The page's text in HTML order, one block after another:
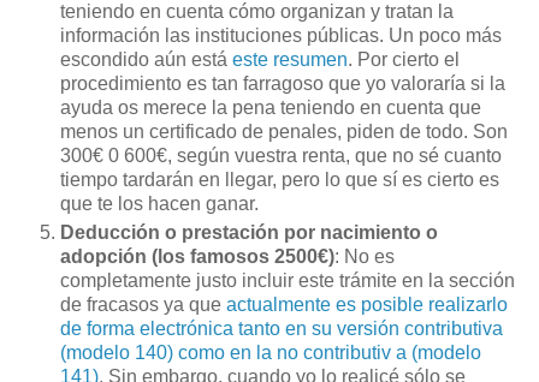
teniendo en cuenta cómo organizan y tratan la
información las instituciones públicas. Un poco más
escondido aún está este resumen. Por cierto el
procedimiento es tan farragoso que yo valoraría si la
ayuda os merece la pena teniendo en cuenta que
menos un certificado de penales, piden de todo. Son
300€ 0 600€, según vuestra renta, que no sé cuanto
tiempo tardarán en llegar, pero lo que sí es cierto es
que te los hacen ganar.
Deducción o prestación por nacimiento o
adopción (los famosos 2500€): No es
completamente justo incluir este trámite en la sección
de fracasos ya que actualmente es posible realizarlo
de forma electrónica tanto en su versión contributiva
(modelo 140) como en la no contributiv a (modelo
141). Sin embargo, cuando yo lo realicé sólo se